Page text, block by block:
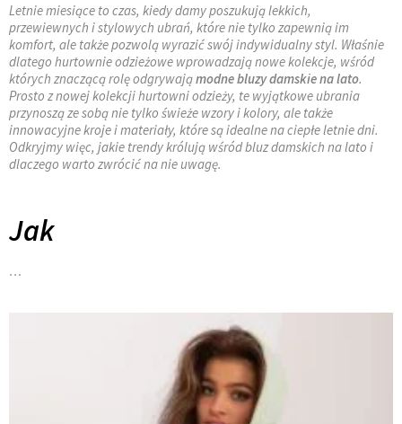
Letnie miesiące to czas, kiedy damy poszukują lekkich,
przewiewnych i stylowych ubrań, które nie tylko zapewnią im
komfort, ale także pozwolą wyrazić swój indywidualny styl. Właśnie
dlatego hurtownie odzieżowe wprowadzają nowe kolekcje, wśród
których znaczącą rolę odgrywająmodne bluzy damskie na lato.
Prosto z nowej kolekcji hurtowni odzieży, te wyjątkowe ubrania
przynoszą ze sobą nie tylko świeże wzory i kolory, ale także
innowacyjne kroje i materiały, które są idealne na ciepłe letnie dni.
Odkryjmy więc, jakie trendy królują wśród bluz damskich na lato i
dlaczego warto zwrócić na nie uwagę.
Jak
…